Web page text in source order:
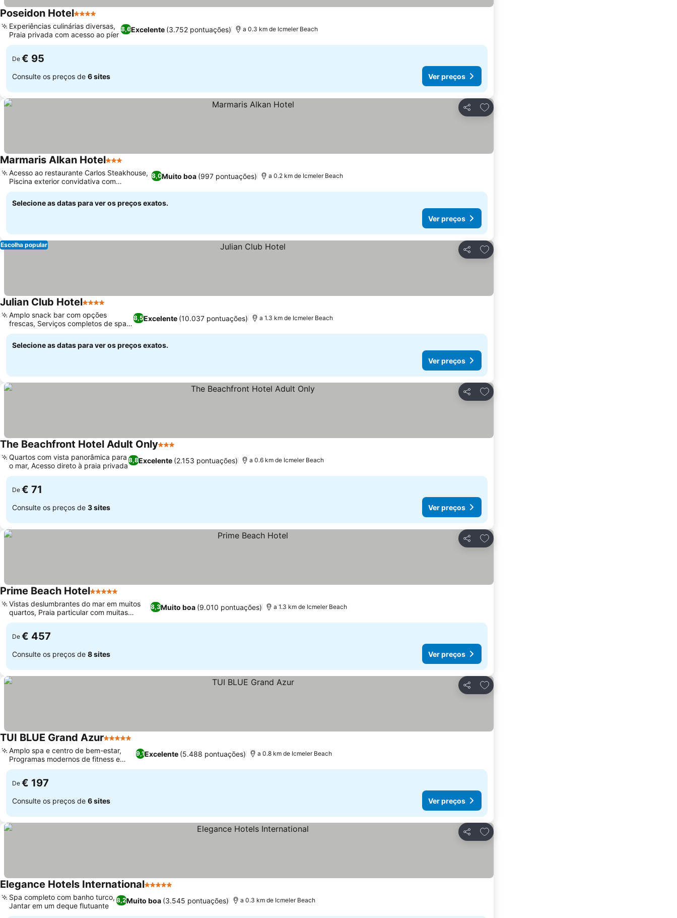
Poseidon Hotel4 Estrelas
8,6Excelente (3.752 pontuações)
Experiências culinárias diversas,
Praia privada com acesso ao píer
a 0.3 km de Icmeler Beach
De € 95
Consulte os preços de 6 sites Ver preços
Partilhar
Adicionar aos favoritos
Marmaris Alkan Hotel3 Estrelas
8,0Muito boa (997 pontuações)
Acesso ao restaurante Carlos Steakhouse,
Piscina exterior convidativa com
espreguiçadeiras
a 0.2 km de Icmeler Beach
Selecione as datas para ver os preços exatos.
Ver preços
Partilhar
Adicionar aos favoritos
Escolha popular
Julian Club Hotel4 Estrelas
8,5Excelente (10.037 pontuações)
Amplo snack bar com opções
frescas, Serviços completos de spa e
bem-estar
a 1.3 km de Icmeler Beach
Selecione as datas para ver os preços exatos.
Ver preços
Partilhar
Adicionar aos favoritos
The Beachfront Hotel Adult Only3 Estrelas
8,8Excelente (2.153 pontuações)
Quartos com vista panorâmica para
o mar, Acesso direto à praia privada
a 0.6 km de Icmeler Beach
De € 71
Consulte os preços de 3 sites Ver preços
Partilhar
Adicionar aos favoritos
Prime Beach Hotel5 Estrelas
8,3Muito boa (9.010 pontuações)
Vistas deslumbrantes do mar em muitos
quartos, Praia particular com muitas
espreguiçadeiras
a 1.3 km de Icmeler Beach
De € 457
Consulte os preços de 8 sites Ver preços
Partilhar
Adicionar aos favoritos
TUI BLUE Grand Azur5 Estrelas
9,1Excelente (5.488 pontuações)
Amplo spa e centro de bem-estar,
Programas modernos de fitness e
atividades
a 0.8 km de Icmeler Beach
De € 197
Consulte os preços de 6 sites Ver preços
Partilhar
Adicionar aos favoritos
Elegance Hotels International5 Estrelas
8,2Muito boa (3.545 pontuações)
Spa completo com banho turco,
Jantar em um deque flutuante
a 0.3 km de Icmeler Beach